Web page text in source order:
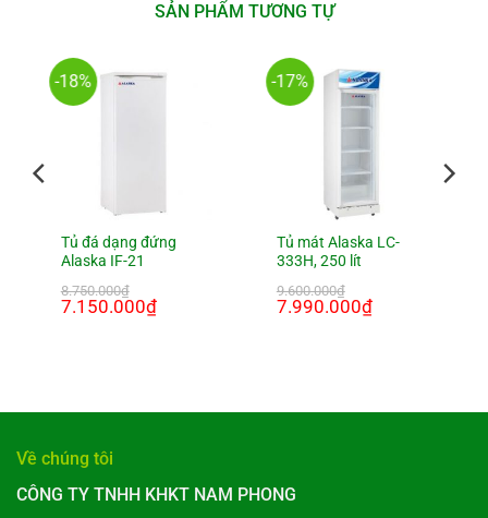
SẢN PHẨM TƯƠNG TỰ
-18%
Tủ đá dạng đứng
Alaska IF-21
8.750.000₫
Giá
gốc
7.150.000₫Giá
hiện
-17%
Tủ mát Alaska LC-
333H, 250 lít
9.600.000₫
Giá
gốc
7.990.000₫Giá
hiện
Về chúng tôi
CÔNG TY TNHH KHKT NAM PHONG